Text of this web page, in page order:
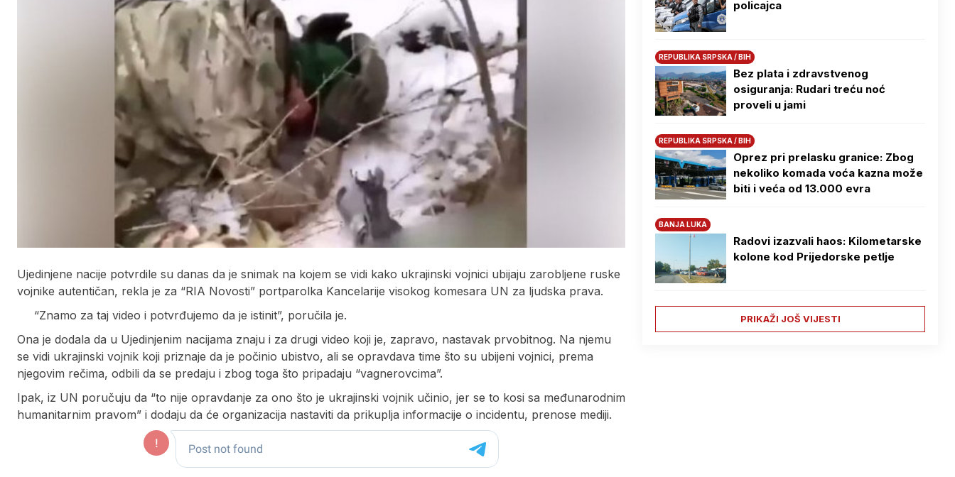
Ujedinjene nacije potvrdile su danas da je snimak na kojem se vidi kako ukrajinski vojnici ubijaju zarobljene ruske
vojnike autentičan, rekla je za “RIA Novosti” portparolka Kancelarije visokog komesara UN za ljudska prava.
“Znamo za taj video i potvrđujemo da je istinit”, poručila je.
Ona je dodala da u Ujedinjenim nacijama znaju i za drugi video koji je, zapravo, nastavak prvobitnog. Na njemu
se vidi ukrajinski vojnik koji priznaje da je počinio ubistvo, ali se opravdava time što su ubijeni vojnici, prema
njegovim rečima, odbili da se predaju i zbog toga što pripadaju “vagnerovcima”.
Ipak, iz UN poručuju da “to nije opravdanje za ono što je ukrajinski vojnik učinio, jer se to kosi sa međunarodnim
humanitarnim pravom” i dodaju da će organizacija nastaviti da prikuplja informacije o incidentu, prenose mediji.
policajca
REPUBLIKA SRPSKA / BIH
Bez plata i zdravstvenog
osiguranja: Rudari treću noć
proveli u jami
REPUBLIKA SRPSKA / BIH
Oprez pri prelasku granice: Zbog
nekoliko komada voća kazna može
biti i veća od 13.000 evra
BANJA LUKA
Radovi izazvali haos: Kilometarske
kolone kod Prijedorske petlje
PRIKAŽI JOŠ VIJESTI